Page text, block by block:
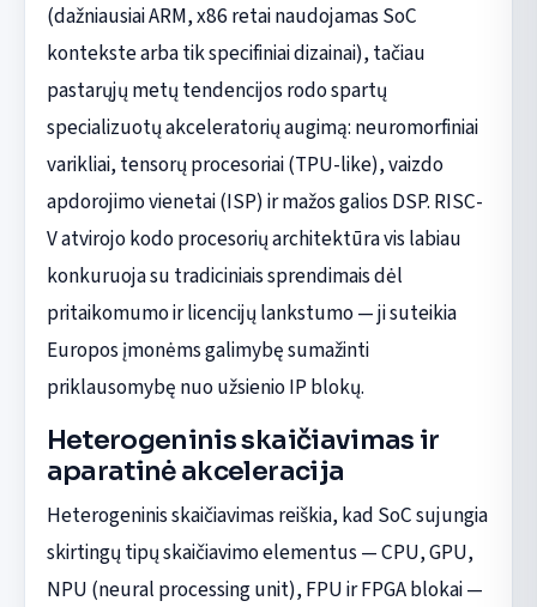
(dažniausiai ARM, x86 retai naudojamas SoC
kontekste arba tik specifiniai dizainai), tačiau
pastarųjų metų tendencijos rodo spartų
specializuotų akceleratorių augimą: neuromorfiniai
varikliai, tensorų procesoriai (TPU-like), vaizdo
apdorojimo vienetai (ISP) ir mažos galios DSP. RISC-
V atvirojo kodo procesorių architektūra vis labiau
konkuruoja su tradiciniais sprendimais dėl
pritaikomumo ir licencijų lankstumo — ji suteikia
Europos įmonėms galimybę sumažinti
priklausomybę nuo užsienio IP blokų.
Heterogeninis skaičiavimas ir
aparatinė akceleracija
Heterogeninis skaičiavimas reiškia, kad SoC sujungia
skirtingų tipų skaičiavimo elementus — CPU, GPU,
NPU (neural processing unit), FPU ir FPGA blokai —